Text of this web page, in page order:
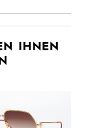
IHNEN